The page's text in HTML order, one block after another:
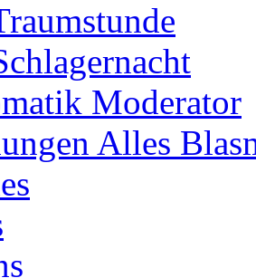
Moderator
Alles